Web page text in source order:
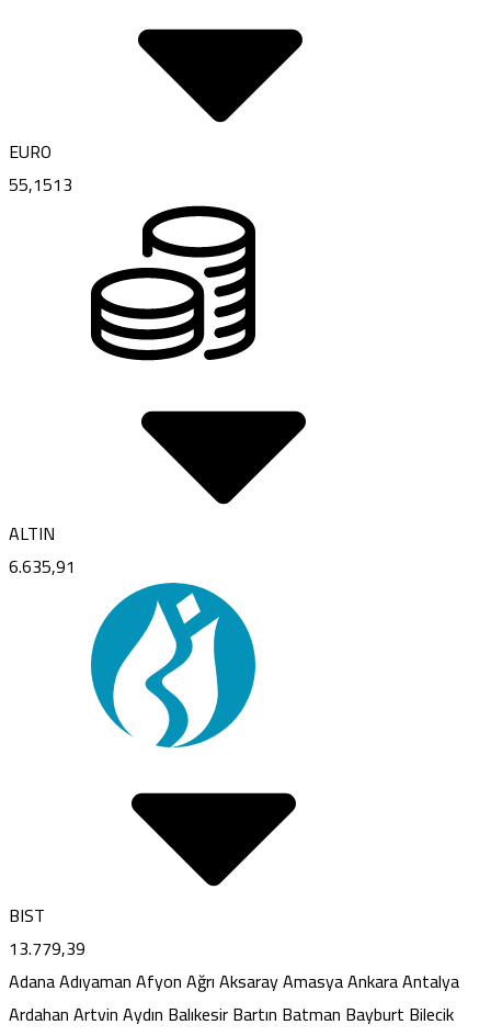
EURO
55,1513
ALTIN
6.635,91
BIST
13.779,39
AdanaAdıyamanAfyonAğrıAksarayAmasyaAnkaraAntalya
ArdahanArtvinAydın BalıkesirBartın Batman Bayburt Bilecik